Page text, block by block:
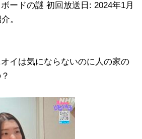
ードの謎 初回放送日: 2024年1月
。
イは気にならないのに人の家の